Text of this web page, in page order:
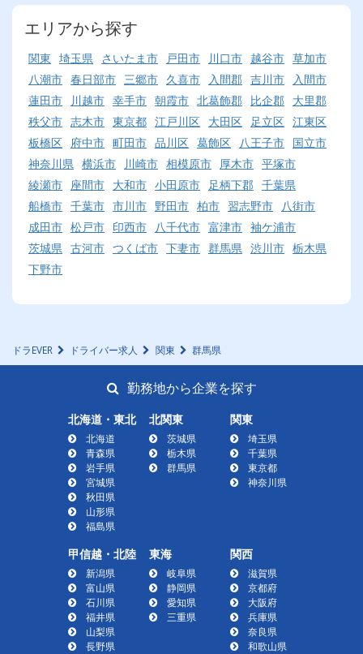
エリアから探す
関東 埼玉県 さいたま市 戸田市 川口市 越谷市 草加市
八潮市 春日部市 三郷市 久喜市 入間郡 吉川市
入間市
蓮田市
川越市 幸手市 朝霞市 北葛飾郡 比企郡 大里郡
秩父市 志木市 東京都 江戸川区 大田区 足立区 江東区
板橋区 府中市 町田市 品川区 葛飾区 八王子市 国立市
神奈川県 横浜市 川崎市 相模原市 厚木市 平塚市
綾瀬市 座間市 大和市 小田原市 足柄下郡 千葉県
船橋市 千葉市 市川市 野田市 柏市 習志野市
八街市
成田市 松戸市 印西市 八千代市 富津市 袖ケ浦市
茨城県 古河市 つくば市 下妻市 群馬県 渋川市 栃木県
下野市
ドラEVER ドライバー求人 関東 群馬県
勤務地から企業を探す
北海道・東北
北海道
青森県
岩手県
宮城県
秋田県
山形県
福島県
北関東
茨城県
栃木県
群馬県
関東
埼玉県
千葉県
東京都
神奈川県
甲信越・北陸
新潟県
富山県
石川県
福井県
山梨県
長野県
東海
岐阜県
静岡県
愛知県
三重県
関西
滋賀県
京都府
大阪府
兵庫県
奈良県
和歌山県